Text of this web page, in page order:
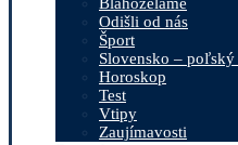
Odišli od nás
Šport
Slovensko –
Horoskop
Test
Vtipy
Zaujímavosti